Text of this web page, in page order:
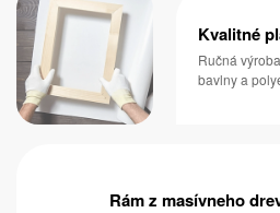
Kvalitné
Ručná
bavlny a
Rám z masívneho